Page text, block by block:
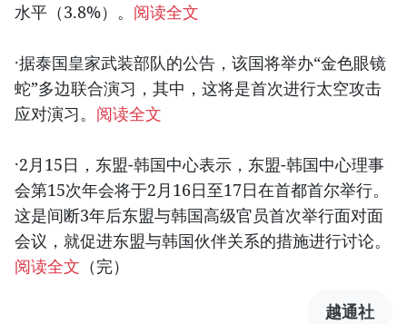
水平（3.8%）。 阅读全文
·据泰国皇家武装部队的公告，该国将举办“金色眼镜
蛇”多边联合演习，其中，这将是首次进行太空攻击
应对演习。 阅读全文
·2月15日，东盟-韩国中心表示，东盟-韩国中心理事
会第15次年会将于2月16日至17日在首都首尔举行。
这是间断3年后东盟与韩国高级官员首次举行面对面
会议，就促进东盟与韩国伙伴关系的措施进行讨论。
阅读全文 （完）
越通社